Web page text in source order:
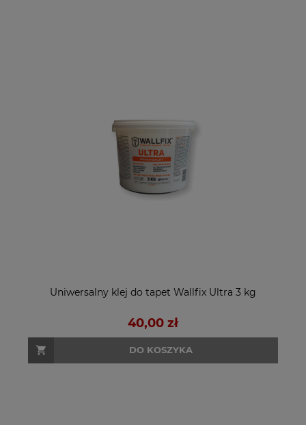
Uniwersalny klej do tapet Wallfix Ultra 3 kg
40,00 zł
DO KOSZYKA